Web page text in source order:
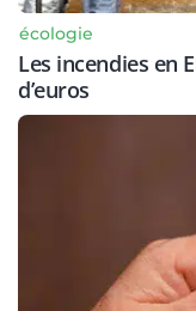
écologie
Les incendies en
d’euros